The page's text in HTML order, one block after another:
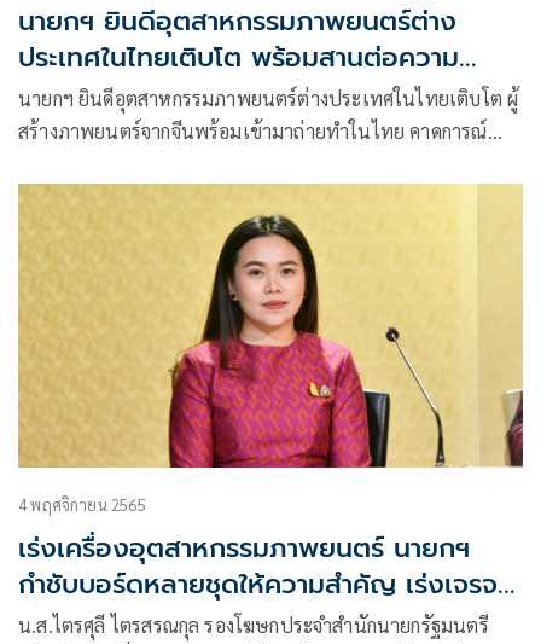
นายกฯ ยินดีอุตสาหกรรมภาพยนตร์ต่าง
ประเทศในไทยเติบโต พร้อมสานต่อความ
สำเร็จ
นายกฯ ยินดีอุตสาหกรรมภาพยนตร์ต่างประเทศในไทยเติบโต ผู้
สร้างภาพยนตร์จากจีนพร้อมเข้ามาถ่ายทำในไทย คาดการณ์
ไทยเข้าร่วมงานเทศกาลภาพยนตร์นานาชาติต่อเนื่อง
4 พฤศจิกายน 2565
เร่งเครื่องอุตสาหกรรมภาพยนตร์ นายกฯ
กำชับบอร์ดหลายชุดให้ความสำคัญ เร่งเจรจา
ร่วมเทศกาล
น.ส.ไตรศุลี ไตรสรณกุล รองโฆษกประจำสำนักนายกรัฐมนตรี